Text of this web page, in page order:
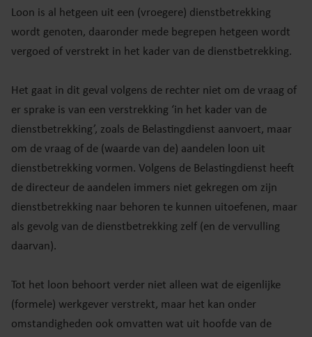
Loon is al hetgeen uit een (vroegere) dienstbetrekking
wordt genoten, daaronder mede begrepen hetgeen wordt
vergoed of verstrekt in het kader van de dienstbetrekking.
Het gaat in dit geval volgens de rechter niet om de vraag of
er sprake is van een verstrekking ‘in het kader van de
dienstbetrekking’, zoals de Belastingdienst aanvoert, maar
om de vraag of de (waarde van de) aandelen loon uit
dienstbetrekking vormen. Volgens de Belastingdienst heeft
de directeur de aandelen immers niet gekregen om zijn
dienstbetrekking naar behoren te kunnen uitoefenen, maar
als gevolg van de dienstbetrekking zelf (en de vervulling
daarvan).
Tot het loon behoort verder niet alleen wat de eigenlijke
(formele) werkgever verstrekt, maar het kan onder
omstandigheden ook omvatten wat uit hoofde van de